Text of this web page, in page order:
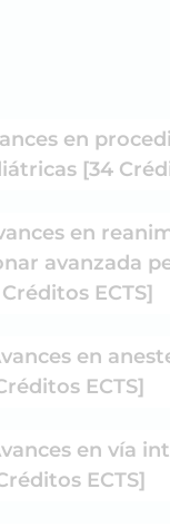
en
[34
en
avanzada
ECTS]
en
ECTS]
en vía
ECTS]